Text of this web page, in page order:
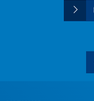
BEKIJK MEER